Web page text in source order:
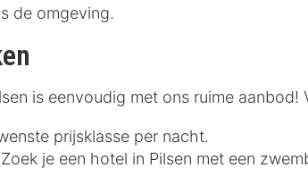
de omgeving.
is eenvoudig met ons ruime
prijsklasse per nacht.
je een hotel in Pilsen met een